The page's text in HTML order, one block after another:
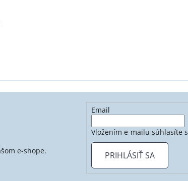
e-shope.
Email
Vložením e-mailu súhlasíte s
PRIHLÁSIŤ SA